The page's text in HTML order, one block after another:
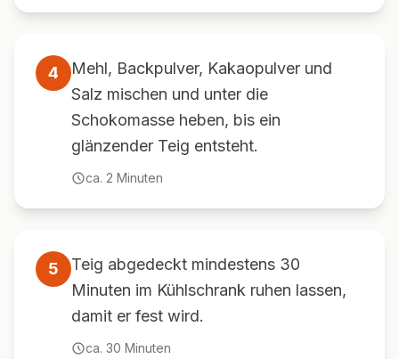
4
Mehl, Backpulver, Kakaopulver und
Salz mischen und unter die
Schokomasse heben, bis ein
glänzender Teig entsteht.
ca. 2 Minuten
5
Teig abgedeckt mindestens 30
Minuten im Kühlschrank ruhen lassen,
damit er fest wird.
ca. 30 Minuten